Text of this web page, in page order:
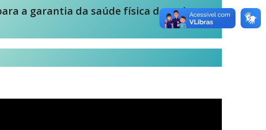
a garantia da saúde física das crianças,